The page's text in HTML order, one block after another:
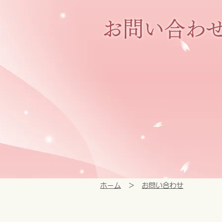
お問い合わ
ホーム ＞ お問い合わせ